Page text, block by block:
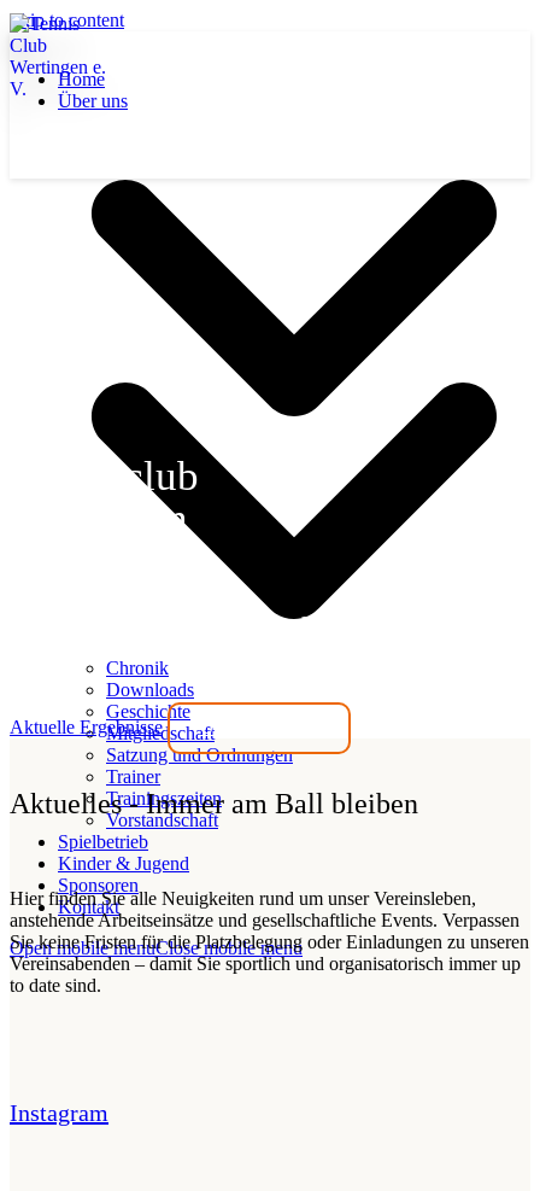
Skip to content
Home
Über uns
Chronik
Downloads
Geschichte
Mitgliedschaft
Satzung und Ordnungen
Trainer
Trainingszeiten
Vorstandschaft
Spielbetrieb
Kinder & Jugend
Sponsoren
Kontakt
Open mobile menuClose mobile menu
Tennisclub
Wertingen
Wir stehen für Gemeinschaft!
Aktuelle Ergebnisse Unseren Verein
Aktuelles - Immer am Ball bleiben
Hier finden Sie alle Neuigkeiten rund um unser Vereinsleben,
anstehende Arbeitseinsätze und gesellschaftliche Events. Verpassen
Sie keine Fristen für die Platzbelegung oder Einladungen zu unseren
Vereinsabenden – damit Sie sportlich und organisatorisch immer up
to date sind.
Instagram